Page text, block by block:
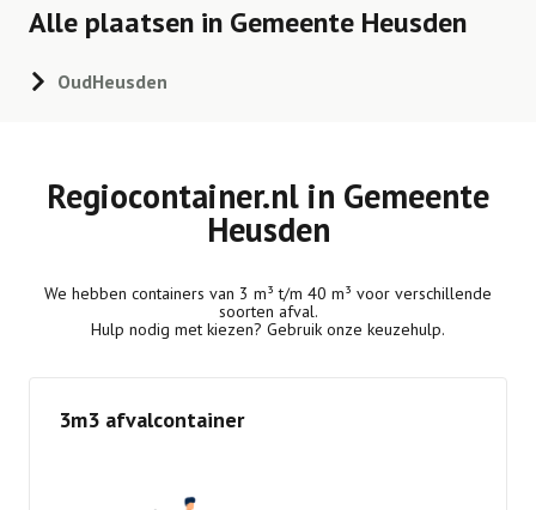
Alle plaatsen in Gemeente Heusden
OudHeusden
Regiocontainer.nl in Gemeente
Heusden
We hebben containers van 3 m³ t/m 40 m³ voor verschillende
soorten afval.
Hulp nodig met kiezen? Gebruik onze keuzehulp.
3m3 afvalcontainer